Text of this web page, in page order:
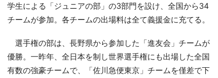
学生による「ジュニアの部」の3部門を設け、全国から34
チームが参加。各チームの出場料は全て義援金に充てる。
選手権の部は、長野県から参加した「進友会」チームが
優勝。一昨年、全日本を制し世界選手権にも出場した全国
有数の強豪チームで、「佐川急便東京」チームを僅差で下